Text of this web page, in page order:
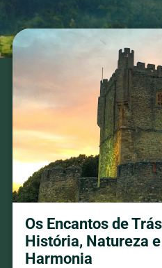
Os Encantos de
História, Natureza
Harmonia